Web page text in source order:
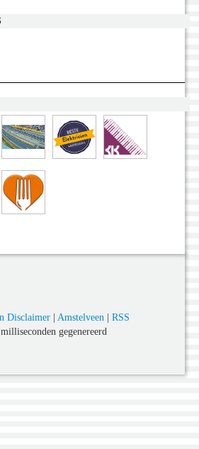
Disclaimer| Amstelveen| RSS
gegenereerd